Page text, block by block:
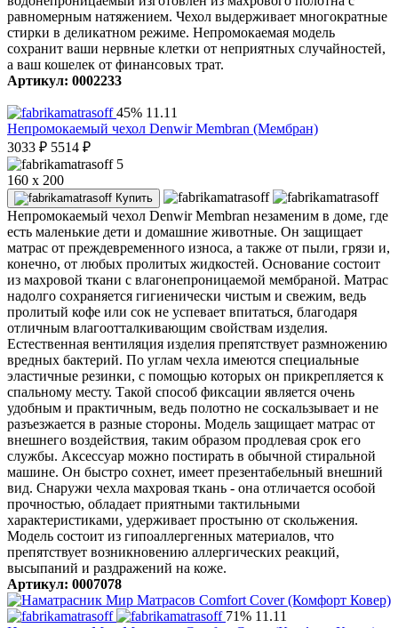
равномерным натяжением. Чехол выдерживает многократные
стирки в деликатном режиме. Непромокаемая модель
сохранит ваши нервные клетки от неприятных случайностей,
а ваш кошелек от финансовых трат.
Артикул: 0002233
45% 11.11
Непромокаемый чехол Denwir Membran (Мембран)
3033 ₽ 5514 ₽
5
160 x 200
Купить
Непромокаемый чехол Denwir Membran незаменим в доме, где
есть маленькие дети и домашние животные. Он защищает
матрас от преждевременного износа, а также от пыли, грязи и,
конечно, от любых пролитых жидкостей. Основание состоит
из махровой ткани с влагонепроницаемой мембраной. Матрас
надолго сохраняется гигиенически чистым и свежим, ведь
пролитый кофе или сок не успевает впитаться, благодаря
отличным влагоотталкивающим свойствам изделия.
Естественная вентиляция изделия препятствует размножению
вредных бактерий. По углам чехла имеются специальные
эластичные резинки, с помощью которых он прикрепляется к
спальному месту. Такой способ фиксации является очень
удобным и практичным, ведь полотно не соскальзывает и не
разъезжается в разные стороны. Модель защищает матрас от
внешнего воздействия, таким образом продлевая срок его
службы. Аксессуар можно постирать в обычной стиральной
машине. Он быстро сохнет, имеет презентабельный внешний
вид. Снаружи чехла махровая ткань - она отличается особой
прочностью, обладает приятными тактильными
характеристиками, удерживает простыню от скольжения.
Модель состоит из гипоаллергенных материалов, что
препятствует возникновению аллергических реакций,
высыпаний и раздражений на коже.
Артикул: 0007078
71% 11.11